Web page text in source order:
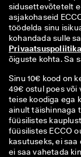
sidusettevõtetelt
asjakohaseid
töödelda sinu
õiguste kohta. Sa
Sinu 10€ kood on
49€ ostul poes või
teise koodiga ega
ainult täishinnaga
füüsilistes
füüsilistes ECCO
kasutuseks, ei
ei saa vahetada